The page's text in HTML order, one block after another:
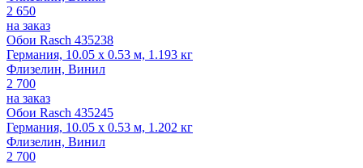
2 650
на заказ
Обои Rasch 435238
Германия, 10.05 x 0.53 м, 1.193 кг
Флизелин, Винил
2 700
на заказ
Обои Rasch 435245
Германия, 10.05 x 0.53 м, 1.202 кг
Флизелин, Винил
2 700